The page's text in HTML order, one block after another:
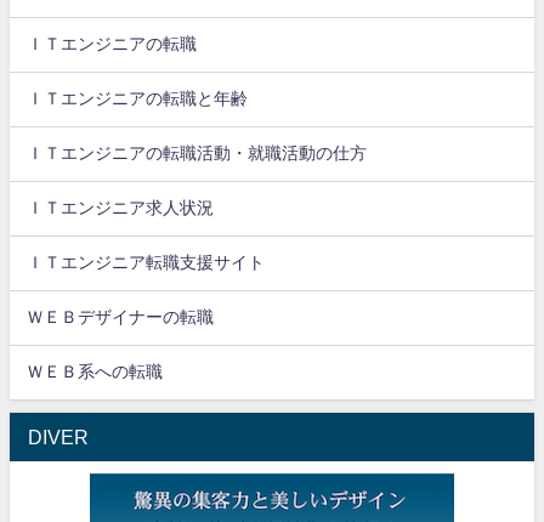
ＩＴエンジニアの転職
ＩＴエンジニアの転職と年齢
ＩＴエンジニアの転職活動・就職活動の仕方
ＩＴエンジニア求人状況
ＩＴエンジニア転職支援サイト
ＷＥＢデザイナーの転職
ＷＥＢ系への転職
DIVER